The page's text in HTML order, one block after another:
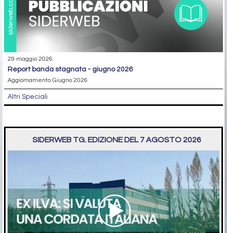
29 maggio 2026
report banda stagnata - giugno 2026
Aggiornamento Giugno 2026
Altri Speciali
SIDERWEB TG. EDIZIONE DEL 7 AGOSTO 2026